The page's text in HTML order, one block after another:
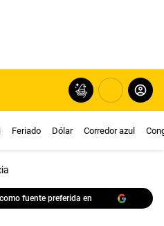
Feriado Dólar Corredor azul
fuente preferida en